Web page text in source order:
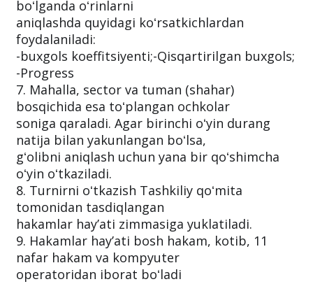
boʻlganda oʻrinlarni
aniqlashda quyidagi koʻrsatkichlardan
foydalaniladi:
-buxgols koeffitsiyenti;-Qisqartirilgan buxgols;
-Progress
7. Mahalla, sector va tuman (shahar)
bosqichida esa toʻplangan ochkolar
soniga qaraladi. Agar birinchi oʻyin durang
natija bilan yakunlangan boʻlsa,
gʻolibni aniqlash uchun yana bir qoʻshimcha
oʻyin oʻtkaziladi.
8. Turnirni oʻtkazish Tashkiliy qoʻmita
tomonidan tasdiqlangan
hakamlar hayʼati zimmasiga yuklatiladi.
9. Hakamlar hayʼati bosh hakam, kotib, 11
nafar hakam va kompyuter
operatoridan iborat boʻladi